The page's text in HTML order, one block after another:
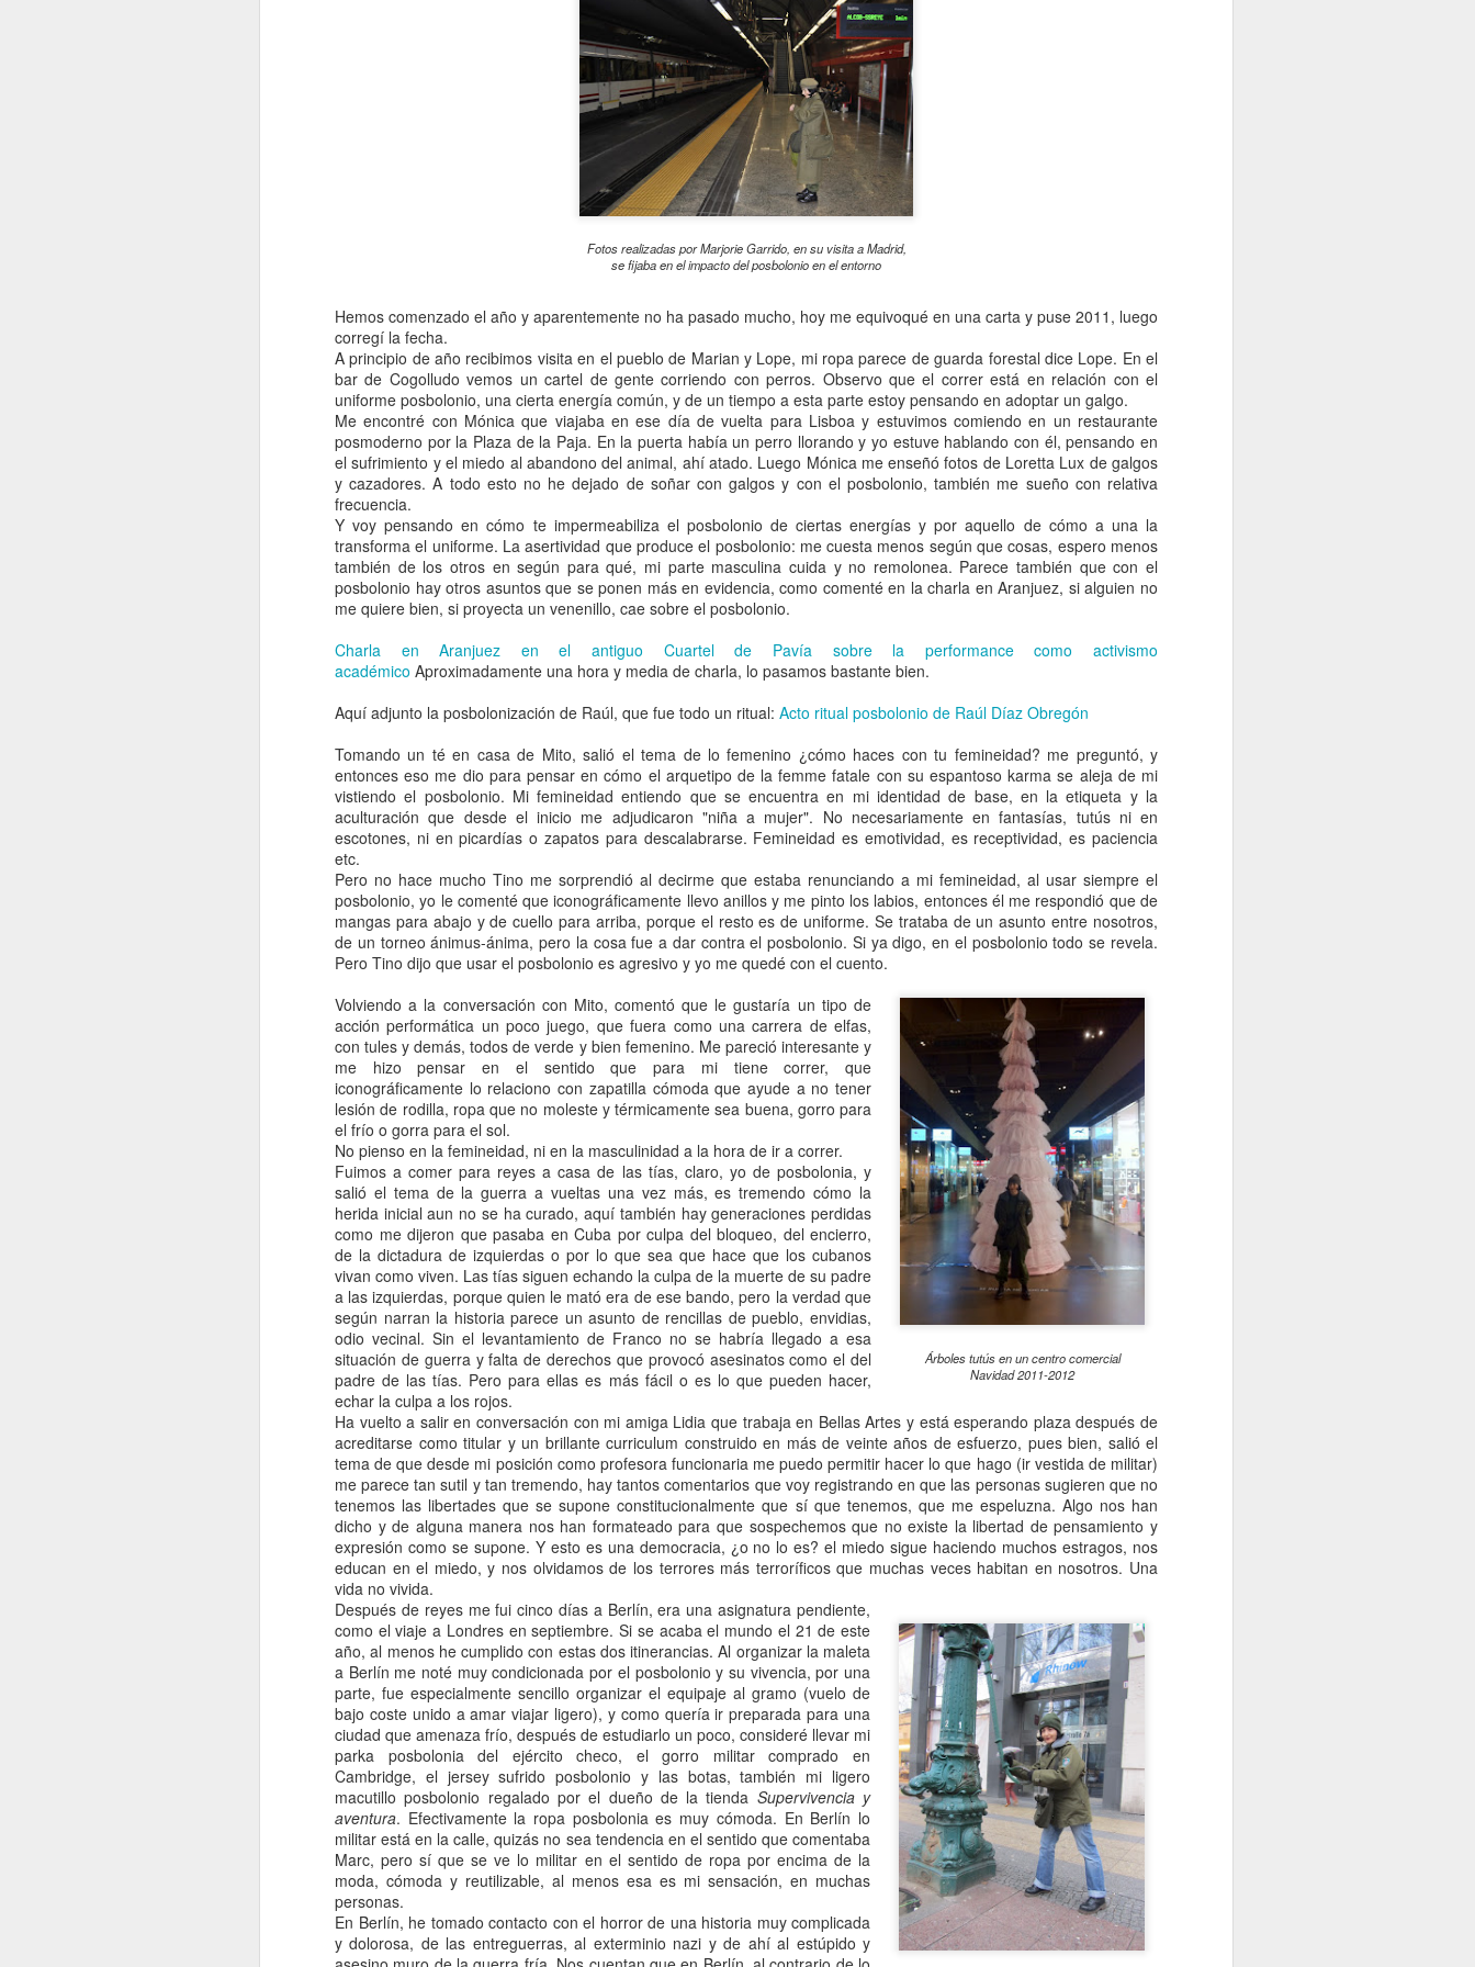
Fotos realizadas por Marjorie Garrido, en su visita a Madrid,
se fijaba en el impacto del posbolonio en el entorno
Hemos comenzado el año y aparentemente no ha pasado mucho, hoy me equivoqué en una carta y puse 2011, luego
corregí la fecha.
A principio de año recibimos visita en el pueblo de Marian y Lope, mi ropa parece de guarda forestal dice Lope. En el
bar de Cogolludo vemos un cartel de gente corriendo con perros. Observo que el correr está en relación con el
uniforme posbolonio, una cierta energía común, y de un tiempo a esta parte estoy pensando en adoptar un galgo.
Me encontré con Mónica que viajaba en ese día de vuelta para Lisboa y estuvimos comiendo en un restaurante
posmoderno por la Plaza de la Paja. En la puerta había un perro llorando y yo estuve hablando con él, pensando en
el sufrimiento y el miedo al abandono del animal, ahí atado. Luego Mónica me enseñó fotos de Loretta Lux de galgos
y cazadores. A todo esto no he dejado de soñar con galgos y con el posbolonio, también me sueño con relativa
frecuencia.
Y voy pensando en cómo te impermeabiliza el posbolonio de ciertas energías y por aquello de cómo a una la
transforma el uniforme. La asertividad que produce el posbolonio: me cuesta menos según que cosas, espero menos
también de los otros en según para qué, mi parte masculina cuida y no remolonea. Parece también que con el
posbolonio hay otros asuntos que se ponen más en evidencia, como comenté en la charla en Aranjuez, si alguien no
me quiere bien, si proyecta un venenillo, cae sobre el posbolonio.
Charla en Aranjuez en el antiguo Cuartel de Pavía sobre la performance como activismo
académico Aproximadamente una hora y media de charla, lo pasamos bastante bien.
Aquí adjunto la posbolonización de Raúl, que fue todo un ritual: Acto ritual posbolonio de Raúl Díaz Obregón
Tomando un té en casa de Mito, salió el tema de lo femenino ¿cómo haces con tu femineidad? me preguntó, y
entonces eso me dio para pensar en cómo el arquetipo de la femme fatale con su espantoso karma se aleja de mi
vistiendo el posbolonio. Mi femineidad entiendo que se encuentra en mi identidad de base, en la etiqueta y la
aculturación que desde el inicio me adjudicaron "niña a mujer". No necesariamente en fantasías, tutús ni en
escotones, ni en picardías o zapatos para descalabrarse. Femineidad es emotividad, es receptividad, es paciencia
etc.
Pero no hace mucho Tino me sorprendió al decirme que estaba renunciando a mi femineidad, al usar siempre el
posbolonio, yo le comenté que iconográficamente llevo anillos y me pinto los labios, entonces él me respondió que de
mangas para abajo y de cuello para arriba, porque el resto es de uniforme. Se trataba de un asunto entre nosotros,
de un torneo ánimus-ánima, pero la cosa fue a dar contra el posbolonio. Si ya digo, en el posbolonio todo se revela.
Pero Tino dijo que usar el posbolonio es agresivo y yo me quedé con el cuento.
Árboles tutús en un centro comercial
Navidad 2011-2012
Volviendo a la conversación con Mito, comentó que le gustaría un tipo de
acción performática un poco juego, que fuera como una carrera de elfas,
con tules y demás, todos de verde y bien femenino. Me pareció interesante y
me hizo pensar en el sentido que para mi tiene correr, que
iconográficamente lo relaciono con zapatilla cómoda que ayude a no tener
lesión de rodilla, ropa que no moleste y térmicamente sea buena, gorro para
el frío o gorra para el sol.
No pienso en la femineidad, ni en la masculinidad a la hora de ir a correr.
Fuimos a comer para reyes a casa de las tías, claro, yo de posbolonia, y
salió el tema de la guerra a vueltas una vez más, es tremendo cómo la
herida inicial aun no se ha curado, aquí también hay generaciones perdidas
como me dijeron que pasaba en Cuba por culpa del bloqueo, del encierro,
de la dictadura de izquierdas o por lo que sea que hace que los cubanos
vivan como viven. Las tías siguen echando la culpa de la muerte de su padre
a las izquierdas, porque quien le mató era de ese bando, pero la verdad que
según narran la historia parece un asunto de rencillas de pueblo, envidias,
odio vecinal. Sin el levantamiento de Franco no se habría llegado a esa
situación de guerra y falta de derechos que provocó asesinatos como el del
padre de las tías. Pero para ellas es más fácil o es lo que pueden hacer,
echar la culpa a los rojos.
Ha vuelto a salir en conversación con mi amiga Lidia que trabaja en Bellas Artes y está esperando plaza después de
acreditarse como titular y un brillante curriculum construido en más de veinte años de esfuerzo, pues bien, salió el
tema de que desde mi posición como profesora funcionaria me puedo permitir hacer lo que hago (ir vestida de militar)
me parece tan sutil y tan tremendo, hay tantos comentarios que voy registrando en que las personas sugieren que no
tenemos las libertades que se supone constitucionalmente que sí que tenemos, que me espeluzna. Algo nos han
dicho y de alguna manera nos han formateado para que sospechemos que no existe la libertad de pensamiento y
expresión como se supone. Y esto es una democracia, ¿o no lo es? el miedo sigue haciendo muchos estragos, nos
educan en el miedo, y nos olvidamos de los terrores más terroríficos que muchas veces habitan en nosotros. Una
vida no vivida.
Después de reyes me fui cinco días a Berlín, era una asignatura pendiente,
como el viaje a Londres en septiembre. Si se acaba el mundo el 21 de este
año, al menos he cumplido con estas dos itinerancias. Al organizar la maleta
a Berlín me noté muy condicionada por el posbolonio y su vivencia, por una
parte, fue especialmente sencillo organizar el equipaje al gramo (vuelo de
bajo coste unido a amar viajar ligero), y como quería ir preparada para una
ciudad que amenaza frío, después de estudiarlo un poco, consideré llevar mi
parka posbolonia del ejército checo, el gorro militar comprado en
Cambridge, el jersey sufrido posbolonio y las botas, también mi ligero
macutillo posbolonio regalado por el dueño de la tienda Supervivencia y
aventura. Efectivamente la ropa posbolonia es muy cómoda. En Berlín lo
militar está en la calle, quizás no sea tendencia en el sentido que comentaba
Marc, pero sí que se ve lo militar en el sentido de ropa por encima de la
moda, cómoda y reutilizable, al menos esa es mi sensación, en muchas
personas.
En Berlín, he tomado contacto con el horror de una historia muy complicada
y dolorosa, de las entreguerras, al exterminio nazi y de ahí al estúpido y
de Zaragoza. Foto de Mónica Aranegui
de la guarda galantes encantadores que cuidaron bien de mi recién recuperada identidad femenina y me hicieron las
pertinentes pruebas, todo estaba bien.
Luego con Mónica estuvimos hablando que para próximos seminarios, habría que buscar otros temas, porque con el
seminario del mal, tuvimos un terremoto a la tarde, y con el de la pérdida del alma, menudo reseteo el mío, menos
mal que estábamos cenando en un local situado en el número 13 de la calle (ya sabéis mi número favorito).
No me parece mala forma esta de terminar la performance posbolonia, a pesar del susto dado a mi querida Mónica, y
aunque me quedé muy cansada después de esta aventura, me encanta pensar en que simbólicamente y en mi carne
también, parece estar marcando un renacer.
Publicado 4th November 2015
Pilar Pérez
Etiquetas:eventos y galas transformada por el posbolonio
4 Ver comentarios
Silencio posbolonio
La canoa del proceso iniciático
Después de estos meses de silencio posbolonio, mañana el posbolonio se terminará para mi con una micro-
performance en el curso de un seminario de investigación.
Creo que de alguna forma, esta performance tan vinculada a mi proceso vital, que ha durado cuatro años, agoniza
desde que mi animal -mi Crono- se fue de mi vida en ese cuerpo, en el mes de agosto de 2014... en ese momento
algo en mi quería ya terminar este proceso, pero las cosas necesitan sus ritmos y fue necesario seguir algo más, de
un año más...
En junio juramos con mi compañero posbolonio Raúl, en la exposición "Bastardas, Colonizadas y Huérfanas", cada
uno por su causa. En aquella emotiva ceremonia yo juré lealtad a mi niña interna, y procuro cumplir mi juramento.
Este verano pasé un trance-viaje iniciático descendiendo por dos ríos, L'Allier y La Loire, y creo que completé también
ahí un proceso para mi niña interior. El agua sana muchas cosas.
Con el uniforme posbolonio he tomado conciencia más que nunca del ánimus que me habita y la dificultad para
sanarlo, aun estoy en ello.
Mañana, desprendiéndome por fin, espero pasar a una etapa nueva, agradecida de estar viva para seguir